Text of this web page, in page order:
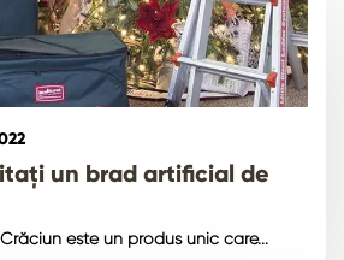
un brad artificial de
este un produs unic care...